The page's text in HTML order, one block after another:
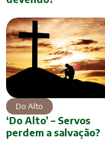
Do Alto
‘Do Alto’ – Servos
perdem a salvação?